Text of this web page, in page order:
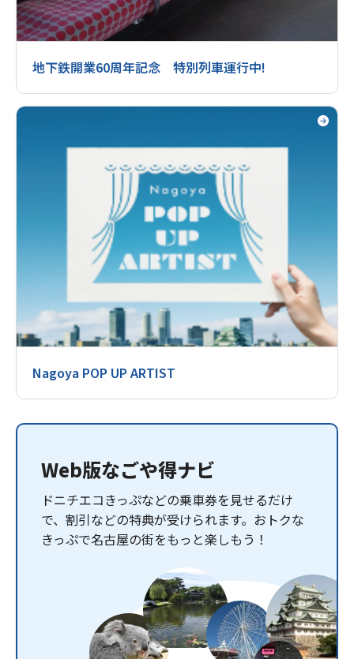
地下鉄開業60周年記念 特別列車運行中!
Nagoya POP UP ARTIST
Web版なごや得ナビ
ドニチエコきっぷなどの乗車券を見せるだけ
で、割引などの特典が受けられます。おトクな
きっぷで名古屋の街をもっと楽しもう！